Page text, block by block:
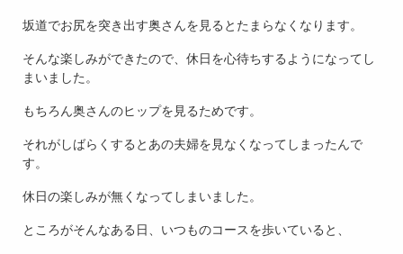
坂道でお尻を突き出す奥さんを見るとたまらなくなります。
そんな楽しみができたので、休日を心待ちするようになってし
まいました。
もちろん奥さんのヒップを見るためです。
それがしばらくするとあの夫婦を見なくなってしまったんで
す。
休日の楽しみが無くなってしまいました。
ところがそんなある日、いつものコースを歩いていると、